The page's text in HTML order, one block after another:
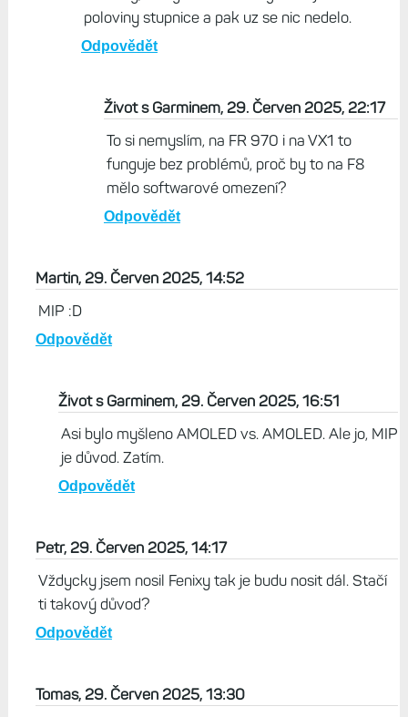
poloviny stupnice a pak uz se nic nedelo.
Odpovědět
Život s Garminem, 29. Červen 2025, 22:17
To si nemyslím, na FR 970 i na VX1 to
funguje bez problémů, proč by to na F8
mělo softwarové omezení?
Odpovědět
Martin, 29. Červen 2025, 14:52
MIP :D
Odpovědět
Život s Garminem, 29. Červen 2025, 16:51
Asi bylo myšleno AMOLED vs. AMOLED. Ale jo, MIP
je důvod. Zatím.
Odpovědět
Petr, 29. Červen 2025, 14:17
Vždycky jsem nosil Fenixy tak je budu nosit dál. Stačí
ti takový důvod?
Odpovědět
Tomas, 29. Červen 2025, 13:30